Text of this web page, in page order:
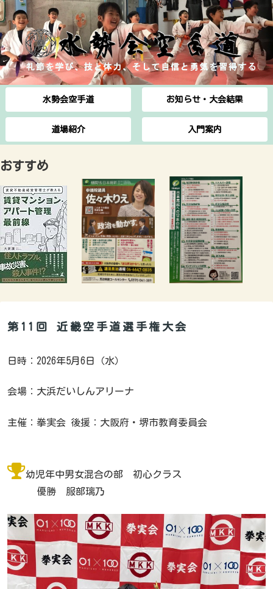
水勢会空手道 お知らせ・大会結果
道場紹介 入門案内
おすすめ
​第11回 近畿空手道選手権大会
日時：2026年5月6日（水）
会場：大浜だいしんアリーナ
主催：拳実会 後援：大阪府・堺市教育委員会
幼児年中男女混合の部 初心クラス
優勝 服部璃乃